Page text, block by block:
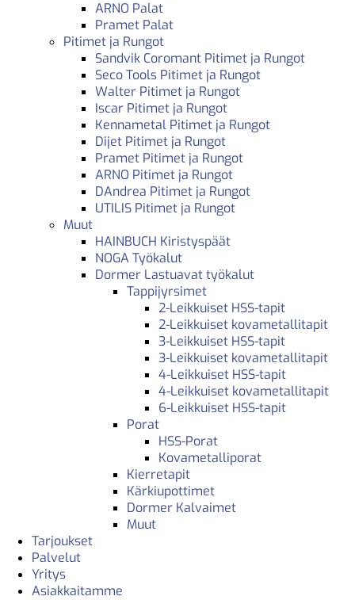
ARNO Palat
Pramet Palat
Pitimet ja Rungot
Sandvik Coromant Pitimet ja Rungot
Seco Tools Pitimet ja Rungot
Walter Pitimet ja Rungot
Iscar Pitimet ja Rungot
Kennametal Pitimet ja Rungot
Dijet Pitimet ja Rungot
Pramet Pitimet ja Rungot
ARNO Pitimet ja Rungot
DAndrea Pitimet ja Rungot
UTILIS Pitimet ja Rungot
Muut
HAINBUCH Kiristyspäät
NOGA Työkalut
Dormer Lastuavat työkalut
Tappijyrsimet
2-Leikkuiset HSS-tapit
2-Leikkuiset kovametallitapit
3-Leikkuiset HSS-tapit
3-Leikkuiset kovametallitapit
4-Leikkuiset HSS-tapit
4-Leikkuiset kovametallitapit
6-Leikkuiset HSS-tapit
Porat
HSS-Porat
Kovametalliporat
Kierretapit
Kärkiupottimet
Dormer Kalvaimet
Muut
Tarjoukset
Palvelut
Yritys
Asiakkaitamme